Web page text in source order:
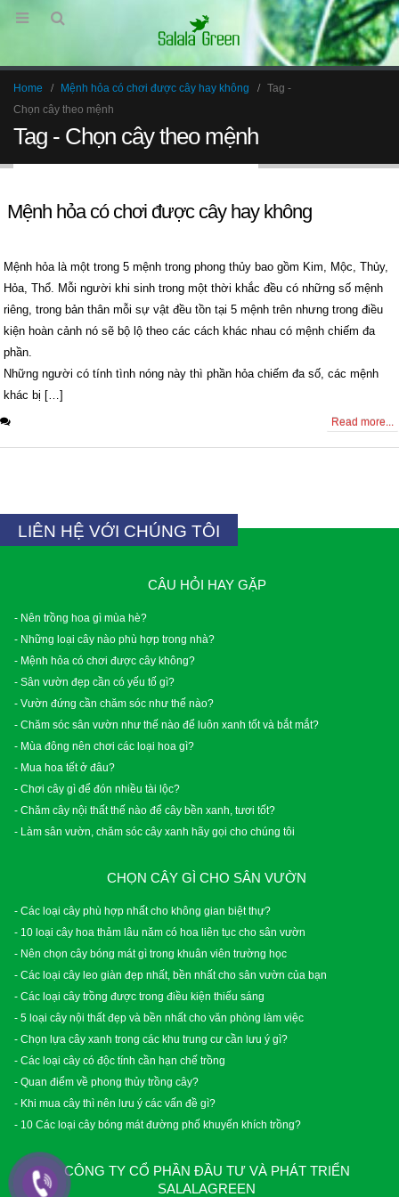
Home Mệnh hỏa có chơi được cây hay không
Tag -
Chọn cây theo mệnh
Tag - Chọn cây theo mệnh
Mệnh hỏa có chơi được cây hay không
Mệnh hỏa là một trong 5 mệnh trong phong thủy bao gồm Kim, Mộc, Thủy,
Hỏa, Thổ. Mỗi người khi sinh trong một thời khắc đều có những số mệnh
riêng, trong bản thân mỗi sự vật đều tồn tại 5 mệnh trên nhưng trong điều
kiện hoàn cảnh nó sẽ bộ lộ theo các cách khác nhau có mệnh chiếm đa
phần.
Những người có tính tình nóng này thì phần hỏa chiếm đa số, các mệnh
khác bị […]
Read more...
LIÊN HỆ VỚI CHÚNG TÔI
CÂU HỎI HAY GẶP
- Nên trồng hoa gì mùa hè?
- Những loại cây nào phù hợp trong nhà?
- Mệnh hỏa có chơi được cây không?
- Sân vườn đẹp cần có yếu tố gì?
- Vườn đứng cần chăm sóc như thế nào?
- Chăm sóc sân vườn như thế nào để luôn xanh tốt và bắt mắt?
- Mùa đông nên chơi các loại hoa gì?
- Mua hoa tết ở đâu?
- Chơi cây gì để đón nhiều tài lộc?
- Chăm cây nội thất thế nào để cây bền xanh, tươi tốt?
- Làm sân vườn, chăm sóc cây xanh hãy gọi cho chúng tôi
CHỌN CÂY GÌ CHO SÂN VƯỜN
- Các loại cây phù hợp nhất cho không gian biệt thự?
- 10 loại cây hoa thảm lâu năm có hoa liên tục cho sân vườn
- Nên chọn cây bóng mát gì trong khuân viên trường học
- Các loại cây leo giàn đẹp nhất, bền nhất cho sân vườn của bạn
- Các loại cây trồng được trong điều kiện thiếu sáng
- 5 loại cây nội thất đẹp và bền nhất cho văn phòng làm việc
- Chọn lựa cây xanh trong các khu trung cư cần lưu ý gì?
- Các loại cây có độc tính cần hạn chế trồng
- Quan điểm về phong thủy trồng cây?
- Khi mua cây thì nên lưu ý các vấn đề gì?
- 10 Các loại cây bóng mát đường phố khuyến khích trồng?
CÔNG TY CỔ PHẦN ĐẦU TƯ VÀ PHÁT TRIỂN
SALALAGREEN